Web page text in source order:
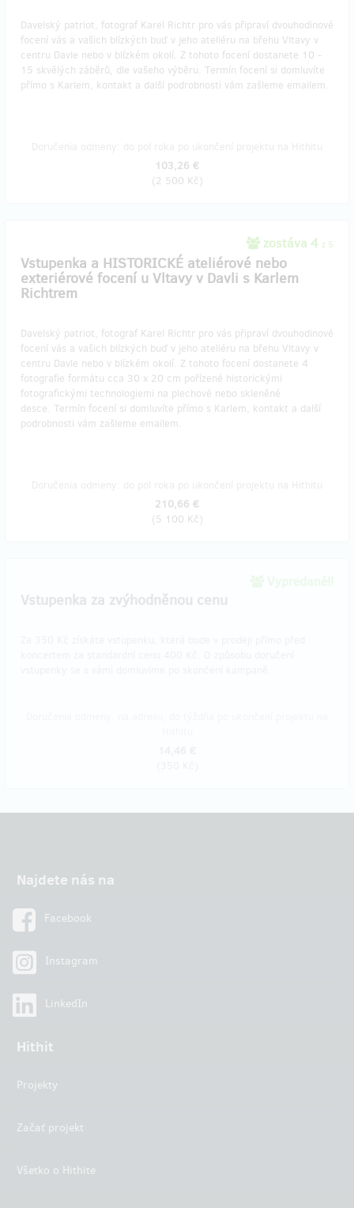
Davelský patriot, fotograf Karel Richtr pro vás připraví dvouhodinové
focení vás a vašich blízkých buď v jeho ateliéru na břehu Vltavy v
centru Davle nebo v blízkém okolí. Z tohoto focení dostanete 10 -
15 skvělých záběrů, dle vašeho výběru. Termín focení si domluvíte
přímo s Karlem, kontakt a další podrobnosti vám zašleme emailem.
103,26 €
(2 500 Kč)
zostáva 4 z 5
Vstupenka a HISTORICKÉ ateliérové nebo
exteriérové focení u Vltavy v Davli s Karlem
Richtrem
Davelský patriot, fotograf Karel Richtr pro vás připraví dvouhodinové
focení vás a vašich blízkých buď v jeho ateliéru na břehu Vltavy v
centru Davle nebo v blízkém okolí. Z tohoto focení dostanete 4
fotografie formátu cca 30 x 20 cm pořízené historickými
fotografickými technologiemi na plechové nebo skleněné
desce. Termín focení si domluvíte přímo s Karlem, kontakt a další
podrobnosti vám zašleme emailem.
210,66 €
(5 100 Kč)
Vstupenka za zvýhodněnou cenu
Najdete nás na
Facebook
Instagram
LinkedIn
Hithit
Projekty
Začať projekt
Všetko o Hithite